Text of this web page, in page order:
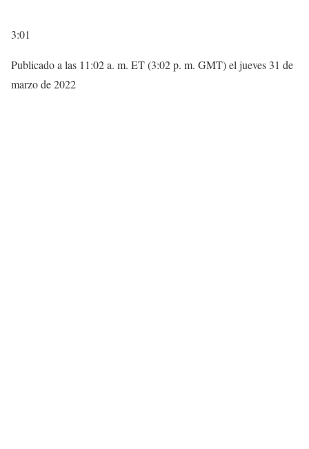
3:01
Publicado a las 11:02 a. m. ET (3:02 p. m. GMT) el jueves 31 de
marzo de 2022